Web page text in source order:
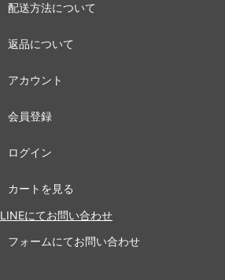
配送方法について
返品について
アカウント
会員登録
ログイン
カートを見る
LINEにてお問い合わせ
フォームにてお問い合わせ